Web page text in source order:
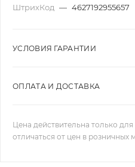
ШтрихКод — 4627192955657
УСЛОВИЯ ГАРАНТИИ
ОПЛАТА И ДОСТАВКА
Цена действительна только
отличаться от цен в розничных